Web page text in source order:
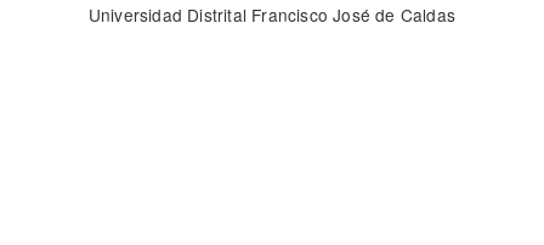
Universidad Distrital Francisco José de Caldas